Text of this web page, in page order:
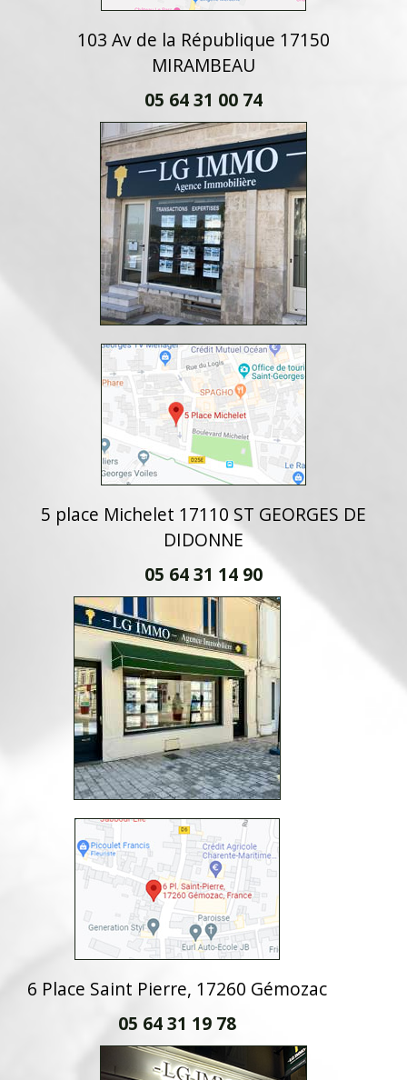
103 Av de la République 17150
MIRAMBEAU
05 64 31 00 74
5 place Michelet 17110 ST GEORGES DE
DIDONNE
05 64 31 14 90
6 Place Saint Pierre, 17260 Gémozac
05 64 31 19 78